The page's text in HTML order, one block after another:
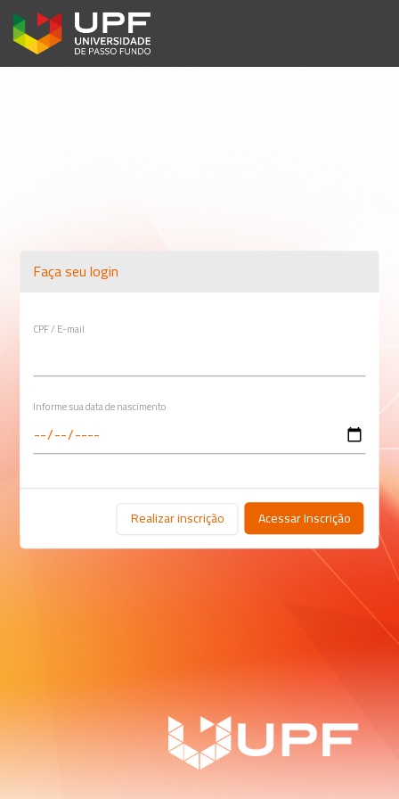
Faça seu login
CPF / E-mail
Informe sua data de nascimento
Realizar inscrição Acessar Inscrição